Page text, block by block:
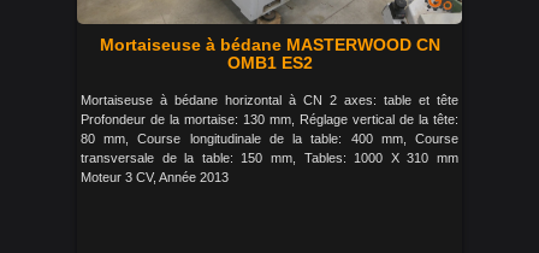
Mortaiseuse à bédane MASTERWOOD CN
OMB1 ES2
Mortaiseuse à bédane horizontal à CN 2 axes: table et tête
Profondeur de la mortaise: 130 mm, Réglage vertical de la tête:
80 mm, Course longitudinale de la table: 400 mm, Course
transversale de la table: 150 mm, Tables: 1000 X 310 mm
Moteur 3 CV, Année 2013